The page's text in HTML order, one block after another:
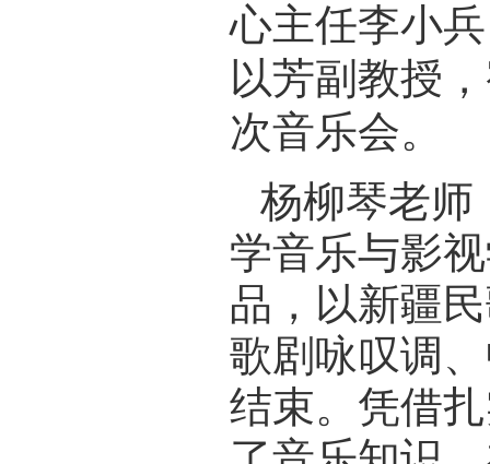
心主任李小
以芳副教授
次音乐会。
杨柳琴老师
学音乐与影
品，以新疆
歌剧咏叹调
结束。凭借